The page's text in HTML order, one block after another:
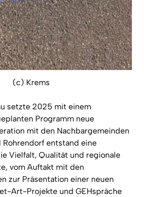
(c) Krems
setzte 2025 mit einem
Programm neue
mit den Nachbargemeinden
Rohrendorf entstand eine
Vielfalt, Qualität und regionale
vom Auftakt mit den
zur Präsentation einer neuen
Art-Projekte und GEHspräche